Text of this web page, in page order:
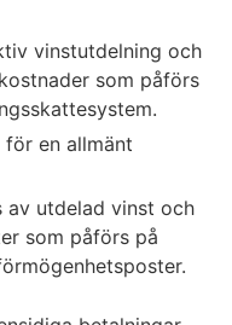
vinstutdelning och
som påförs
en allmänt
av utdelad vinst och
som påförs på